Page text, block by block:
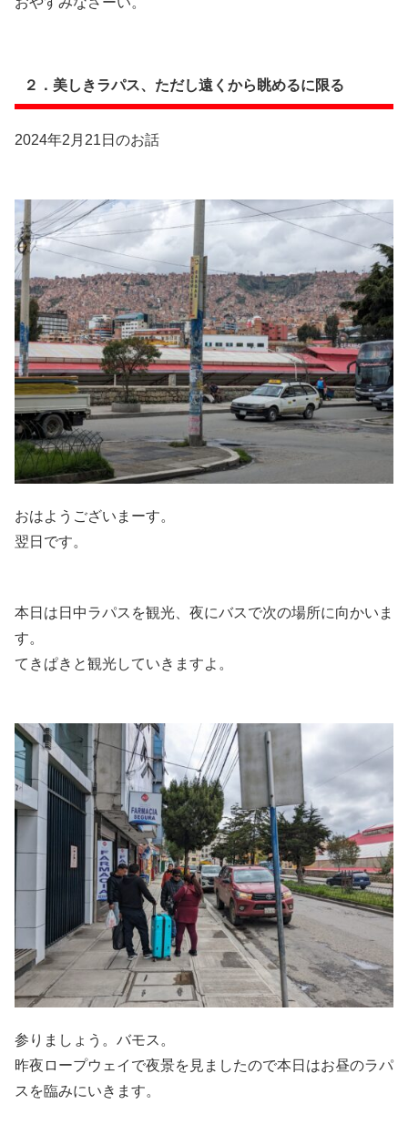
２．美しきラパス、ただし遠くから眺めるに限る
2024年2月21日のお話
おはようございまーす。
翌日です。
本日は日中ラパスを観光、夜にバスで次の場所に向かいま
す。
てきぱきと観光していきますよ。
参りましょう。バモス。
昨夜ロープウェイで夜景を見ましたので本日はお昼のラパ
スを臨みにいきます。